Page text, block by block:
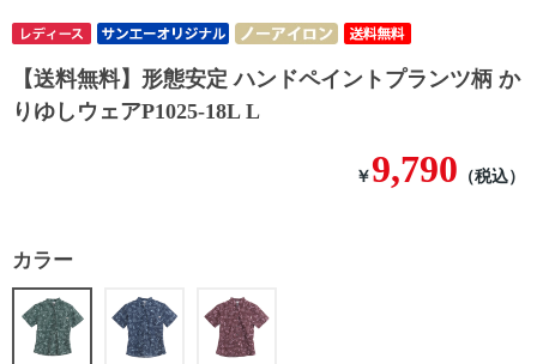
【送料無料】形態安定 ハンドペイントプランツ柄 か
りゆしウェアP1025-18L L
￥9,790 （税込）
カラー